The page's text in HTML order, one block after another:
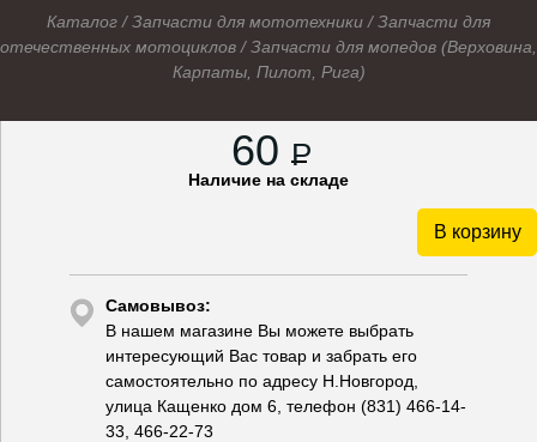
Каталог /Запчасти для мототехники /Запчасти для
отечественных мотоциклов /Запчасти для мопедов (Верховина,
Карпаты, Пилот, Рига)
60 P
Наличие на складе
В корзину
Самовывоз:
В нашем магазине Вы можете выбрать
интересующий Вас товар и забрать его
самостоятельно по адресу Н.Новгород,
улица Кащенко дом 6, телефон (831) 466-14-
33, 466-22-73